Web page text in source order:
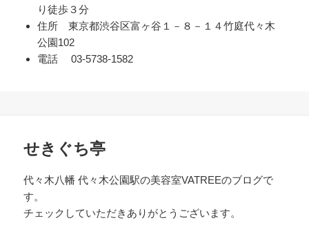
り徒歩３分
住所 東京都渋谷区富ヶ谷１－８－１４竹庭代々木
公園102
電話 03-5738-1582
せきぐち亭
代々木八幡 代々木公園駅の美容室VATREEのブログで
す。
チェックしていただきありがとうございます。